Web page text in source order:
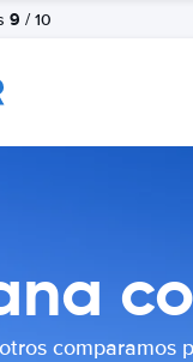
9 / 10
comparamos